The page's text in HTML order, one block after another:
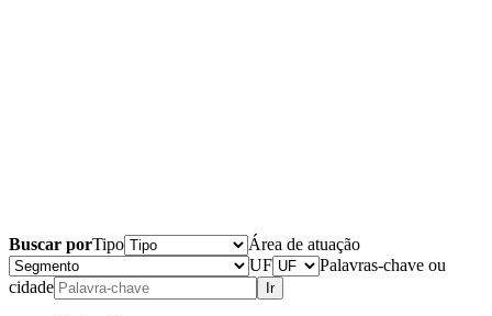
Buscar porTipo
Área de atuação
UF
Palavras-chave ou
cidade
Ir